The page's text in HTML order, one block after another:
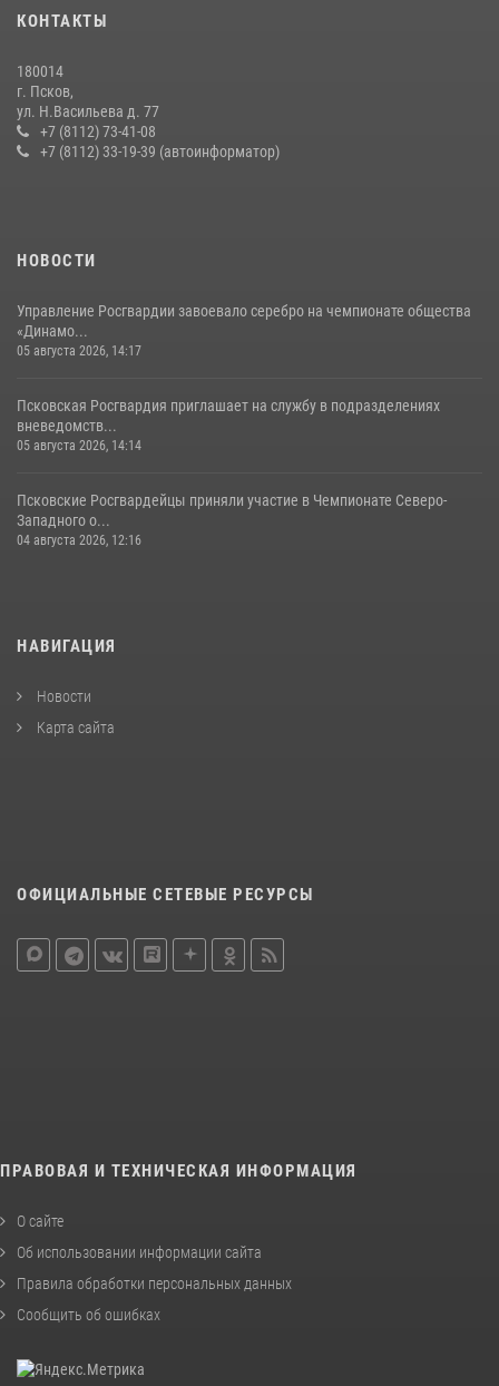
сутки пресекли в областном центре серию краж
Сотрудники вневедомственной охраны Росгвардии пресекли
хищение в магазине в Пскове
16 июля 2026, 10:24
31 июля 2026, 13:53
КОНТАКТЫ
180014
г. Псков,
ул. Н.Васильева д. 77
+7 (8112) 73-41-08
+7 (8112) 33-19-39 (автоинформатор)
НОВОСТИ
Управление Росгвардии завоевало серебро на чемпионате общества
«Динамо...
05 августа 2026, 14:17
Псковская Росгвардия приглашает на службу в подразделениях
вневедомств...
05 августа 2026, 14:14
Псковские Росгвардейцы приняли участие в Чемпионате Северо-
Западного о...
04 августа 2026, 12:16
НАВИГАЦИЯ
Новости
Карта сайта
ОФИЦИАЛЬНЫЕ СЕТЕВЫЕ РЕСУРСЫ
ПРАВОВАЯ И ТЕХНИЧЕСКАЯ ИНФОРМАЦИЯ
О сайте
Об использовании информации сайта
Правила обработки персональных данных
Сообщить об ошибках